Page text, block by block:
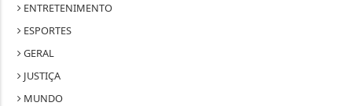
ENTRETENIMENTO
ESPORTES
GERAL
JUSTIÇA
MUNDO